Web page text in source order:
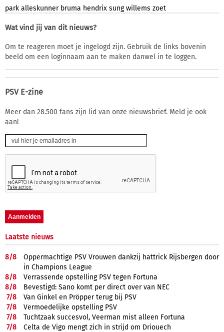
park alleskunner bruma hendrix sung willems zoet
Wat vind jij van dit nieuws?
Om te reageren moet je ingelogd zijn. Gebruik de links bovenin
beeld om een loginnaam aan te maken danwel in te loggen.
PSV E-zine
Meer dan 28.500 fans zijn lid van onze nieuwsbrief. Meld je ook
aan!
Laatste nieuws
8/8
Oppermachtige PSV Vrouwen dankzij hattrick Rijsbergen door
in Champions League
8/8
Verrassende opstelling PSV tegen Fortuna
8/8
Bevestigd: Sano komt per direct over van NEC
7/8
Van Ginkel en Pröpper terug bij PSV
7/8
Vermoedelijke opstelling PSV
7/8
Tuchtzaak succesvol, Veerman mist alleen Fortuna
7/8
Celta de Vigo mengt zich in strijd om Driouech